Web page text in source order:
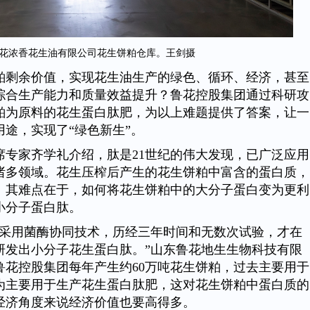
浓香花生油有限公司花生饼粕仓库。王剑摄
余价值，实现花生油生产的绿色、循环、经济，甚至
合生产能力和质量效益提升？鲁花控股集团通过科研攻
原料的花生蛋白肽肥，为以上难题提供了答案，让一
，实现了“绿色新生”。
专家齐学礼介绍，肽是21世纪的伟大发现，已广泛应用
领域。花生压榨后产生的花生饼粕中富含的蛋白质，
难点在于，如何将花生饼粕中的大分子蛋白变为更利
子蛋白肽。
用菌酶协同技术，历经三年时间和无数次试验，才在
发出小分子花生蛋白肽。”山东鲁花地生生物科技有限
控股集团每年产生约60万吨花生饼粕，过去主要用于
要用于生产花生蛋白肽肥，这对花生饼粕中蛋白质的
角度来说经济价值也要高得多。